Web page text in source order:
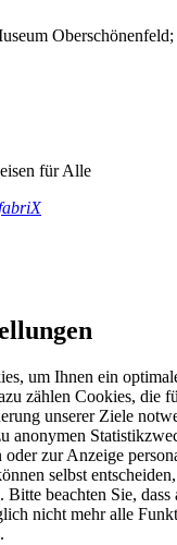
für Alle
um Ihnen ein
zählen Cookies, die
unserer Ziele
anonymen
zur Anzeige
selbst
Bitte beachten Sie,
nicht mehr alle